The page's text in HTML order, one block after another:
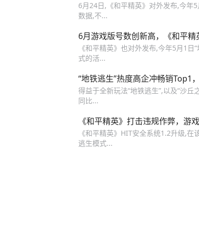
6月24日,《和平精英》对外发布,今年
数据,不...
6月游戏版号数创新高，《和平精
《和平精英》也对外发布,今年5月1
式的活...
“地铁逃生”热度高企冲畅销Top1
得益于全新玩法“地铁逃生”,以及“沙
同比...
《和平精英》打击违规作弊，游
《和平精英》HIT安全系统1.2升级,
逃生模式...